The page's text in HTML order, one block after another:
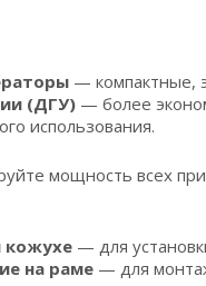
— компактные,
(ДГУ) — более
использования.
мощность всех
— для
на раме— для